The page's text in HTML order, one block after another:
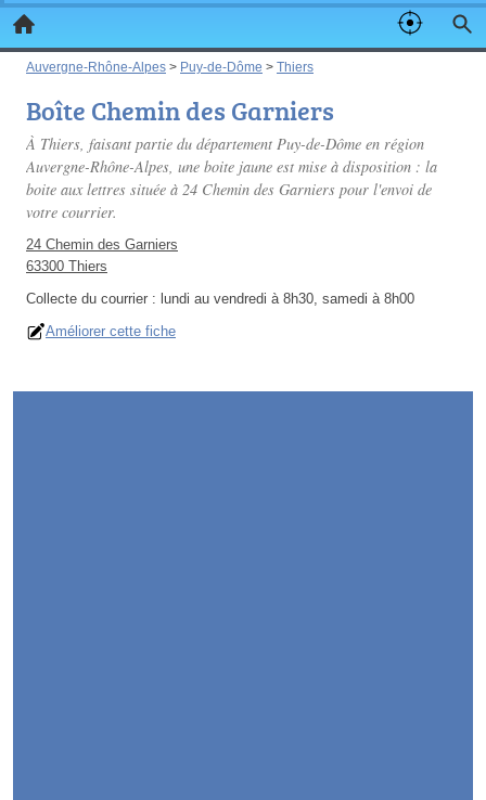
Auvergne-Rhône-Alpes > Puy-de-Dôme > Thiers
Boîte Chemin des Garniers
À Thiers, faisant partie du département Puy-de-Dôme en région
Auvergne-Rhône-Alpes, une boite jaune est mise à disposition : la
boite aux lettres située à 24 Chemin des Garniers pour l'envoi de
votre courrier.
24 Chemin des Garniers
63300 Thiers
Collecte du courrier : lundi au vendredi à 8h30, samedi à 8h00
Améliorer cette fiche